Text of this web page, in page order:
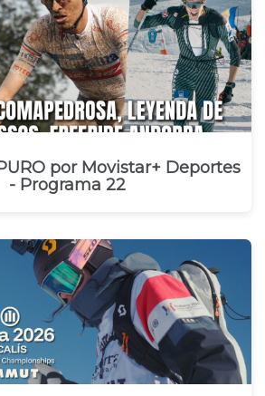
por Movistar+ Deportes
- Programa 22